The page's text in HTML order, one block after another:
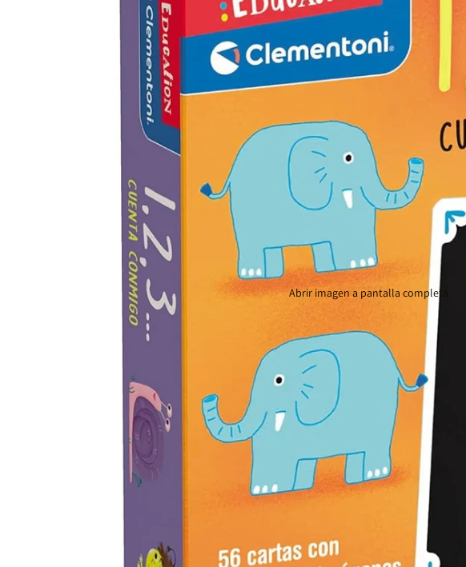
Abrir imagen a pantalla completa